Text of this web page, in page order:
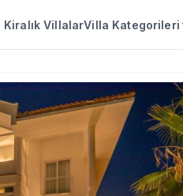
Kiralık VillalarVilla Kategorileri